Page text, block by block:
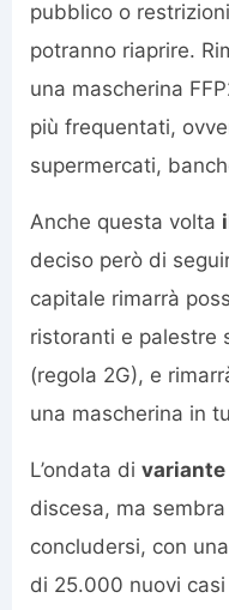
pubblico o
potranno riaprire.
una mascherina
più frequentati,
supermercati,
Anche questa volta
deciso però di
capitale rimarrà
ristoranti e palestre
(regola 2G), e
una mascherina in
L’ondata di
discesa, ma
concludersi, con
di 25.000 nuovi